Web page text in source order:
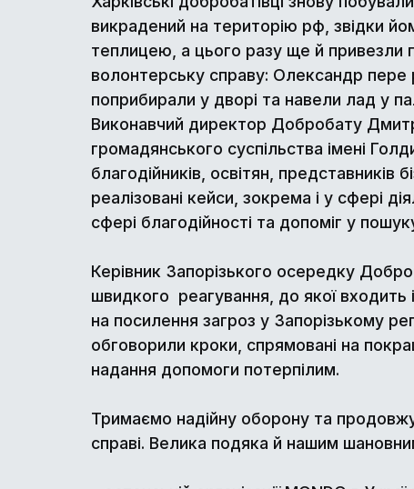
викрадений на територію рф, звідки
теплицею, а цього разу ще й привезли
волонтерську справу: Олександр пере
поприбирали у дворі та навели лад у
Виконавчий директор Добробату
громадянського суспільства імені
благодійників, освітян,
реалізовані кейси, зокрема і у сфері
сфері благодійності та допоміг у
Керівник Запорізького осередку
швидкого реагування, до якої входить
на посилення загроз у Запорізькому
обговорили кроки, спрямовані на
надання допомоги потерпілим.
Тримаємо надійну оборону та
справі. Велика подяка й нашим